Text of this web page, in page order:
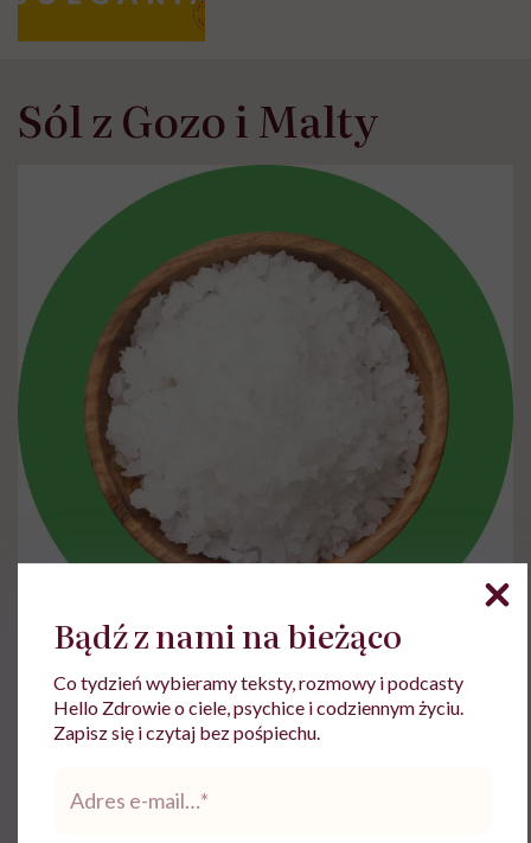
Sól z Gozo i Malty
Tradycja pozyskiwania soli z morskiej wody jest
kultywowana na Malcie i Gozo od czasów fenickich
i rzymskich. Do tej pory na Gozo można oglądać
soli wydrążone w tych czasach i używane do dziś.
Bądź z nami na bieżąco
Co tydzień wybieramy teksty, rozmowy i podcasty
Hello Zdrowie o ciele, psychice i codziennym życiu.
Zapisz się i czytaj bez pośpiechu.
mail*